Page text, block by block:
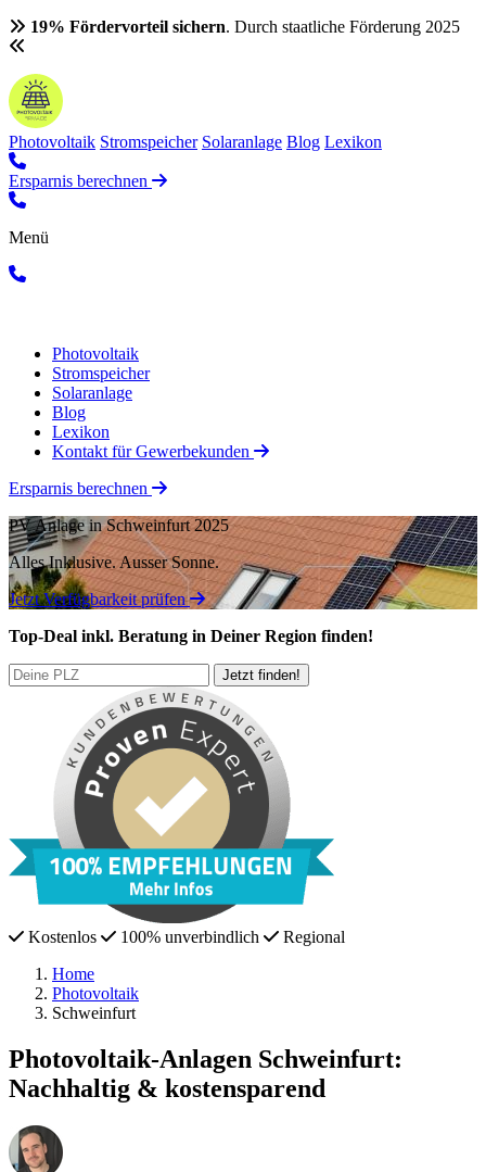
19% Fördervorteil sichern. Durch staatliche Förderung 2025
Photovoltaik Stromspeicher Solaranlage Blog Lexikon
Ersparnis berechnen
Menü
Photovoltaik
Stromspeicher
Solaranlage
Blog
Lexikon
Kontakt für Gewerbekunden
Ersparnis berechnen
PV Anlage in Schweinfurt 2025
Alles Inklusive.Ausser Sonne.
Jetzt Verfügbarkeit prüfen
Top-Deal inkl. Beratung in Deiner Region finden!
Kostenlos 100% unverbindlich
Regional
Home
Photovoltaik
Schweinfurt
Photovoltaik-Anlagen Schweinfurt:
Nachhaltig & kostensparend